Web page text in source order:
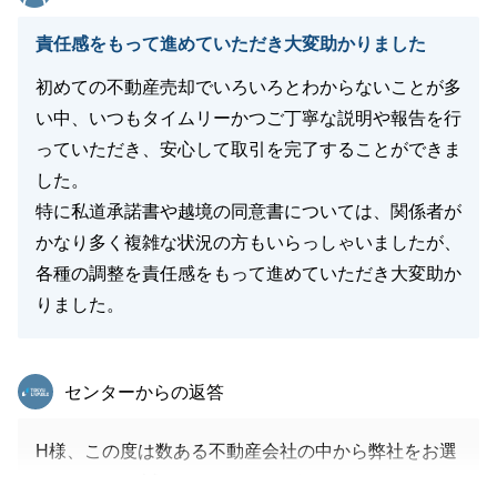
責任感をもって進めていただき大変助かりました
初めての不動産売却でいろいろとわからないことが多
い中、いつもタイムリーかつご丁寧な説明や報告を行
っていただき、安心して取引を完了することができま
した。
特に私道承諾書や越境の同意書については、関係者が
かなり多く複雑な状況の方もいらっしゃいましたが、
各種の調整を責任感をもって進めていただき大変助か
りました。
東急リバブル
センターからの返答
H様、この度は数ある不動産会社の中から弊社をお選